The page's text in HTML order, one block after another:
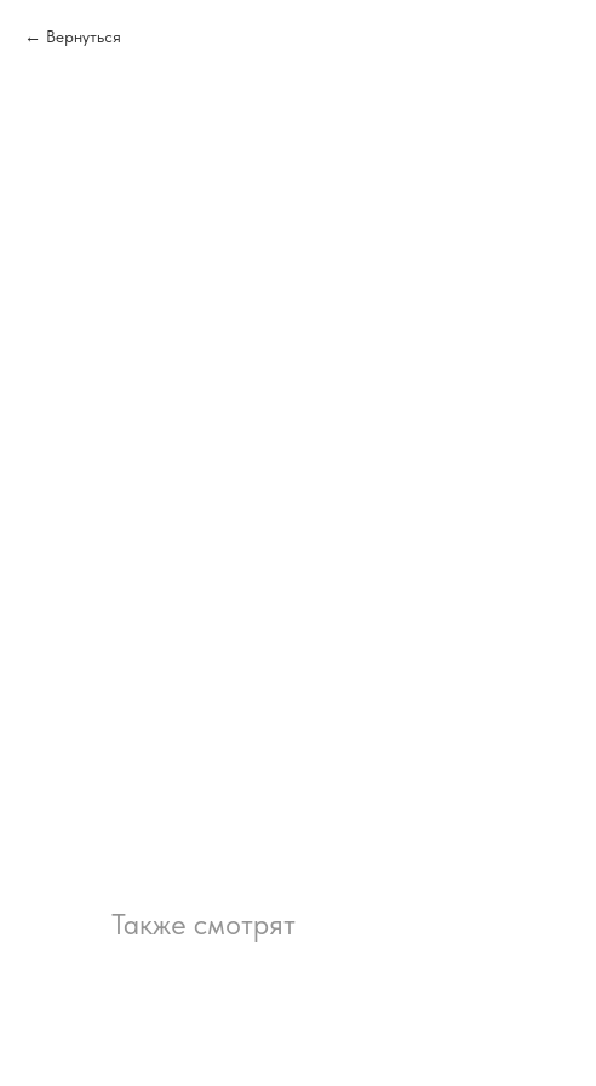
Вернуться
Также смотрят